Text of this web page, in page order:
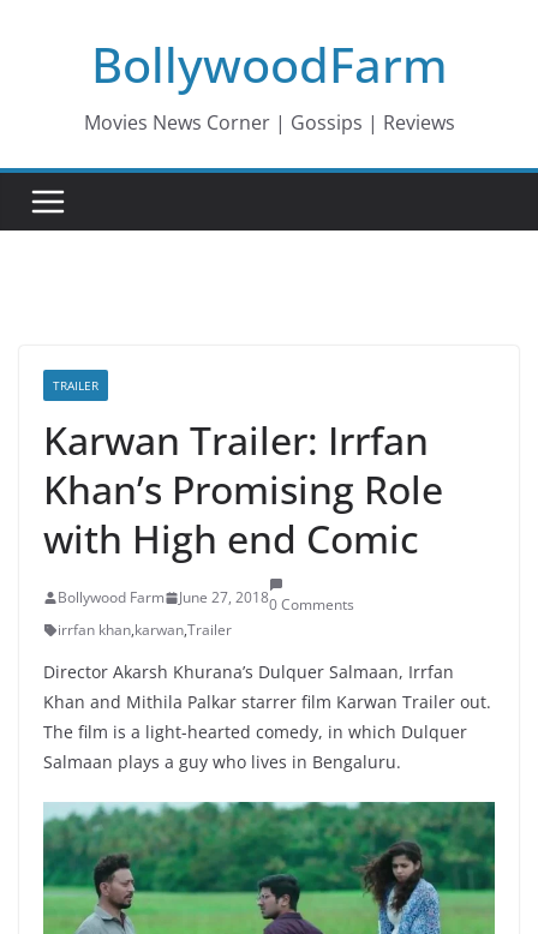
BollywoodFarm
Movies News Corner | Gossips | Reviews
TRAILER
Karwan Trailer: Irrfan
Khan’s Promising Role
with High end Comic
Bollywood Farm June 27, 20180 Comments
irrfan khan,karwan,Trailer
Director Akarsh Khurana’s Dulquer Salmaan, Irrfan
Khan and Mithila Palkar starrer film Karwan Trailer out.
The film is a light-hearted comedy, in which Dulquer
Salmaan plays a guy who lives in Bengaluru.